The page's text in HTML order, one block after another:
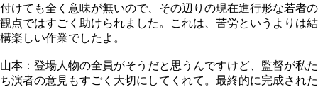
付けても全く意味が無いので、その辺りの現在進行形な若者の
観点ではすごく助けられました。これは、苦労というよりは結
構楽しい作業でしたよ。
山本：登場人物の全員がそうだと思うんですけど、監督が私た
ち演者の意見もすごく大切にしてくれて。最終的に完成された